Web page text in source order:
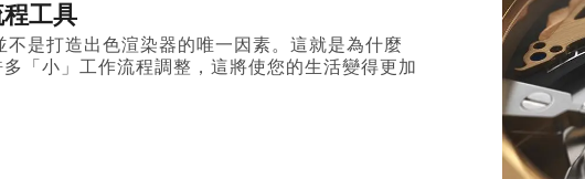
工具
不是打造出色渲染器的唯一因素。這就是為什麼
「小」工作流程調整，這將使您的生活變得更加